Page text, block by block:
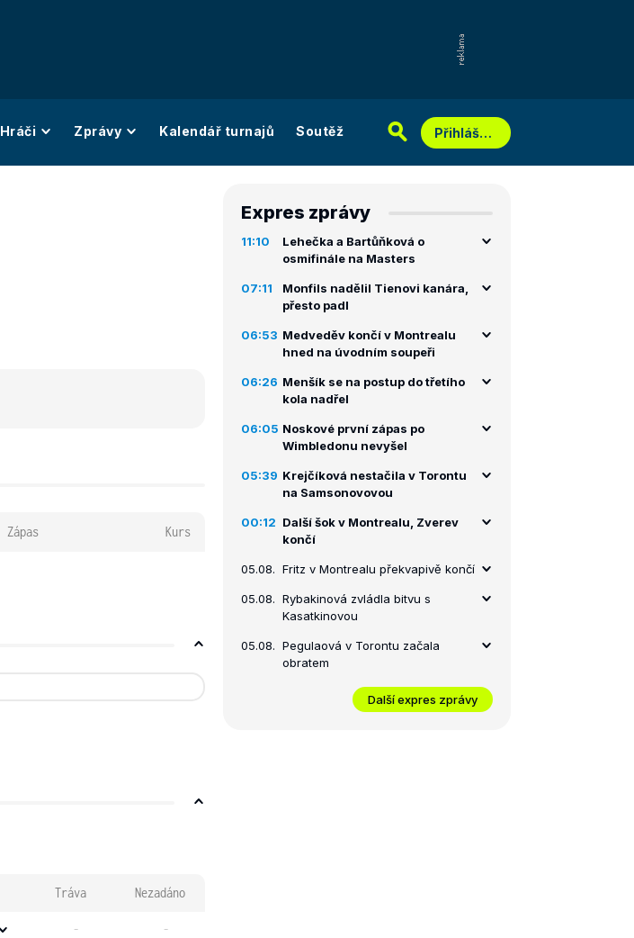
Hráči Zprávy Kalendář turnajů Soutěž Přihlášení
Zápas Kurs
Tráva Nezadáno
- -
Expres zprávy
11:10
Lehečka a Bartůňková o
osmifinále na Masters
07:11
Monfils nadělil Tienovi kanára,
přesto padl
06:53 Medveděv končí v Montrealu
hned na úvodním soupeři
06:26 Menšík se na postup do třetího
kola nadřel
06:05 Noskové první zápas po
Wimbledonu nevyšel
05:39 Krejčíková nestačila v Torontu
na Samsonovovou
00:12 Další šok v Montrealu, Zverev
končí
05.08. Fritz v Montrealu překvapivě končí
05.08. Rybakinová zvládla bitvu s
Kasatkinovou
05.08. Pegulaová v Torontu začala
obratem
Další expres zprávy